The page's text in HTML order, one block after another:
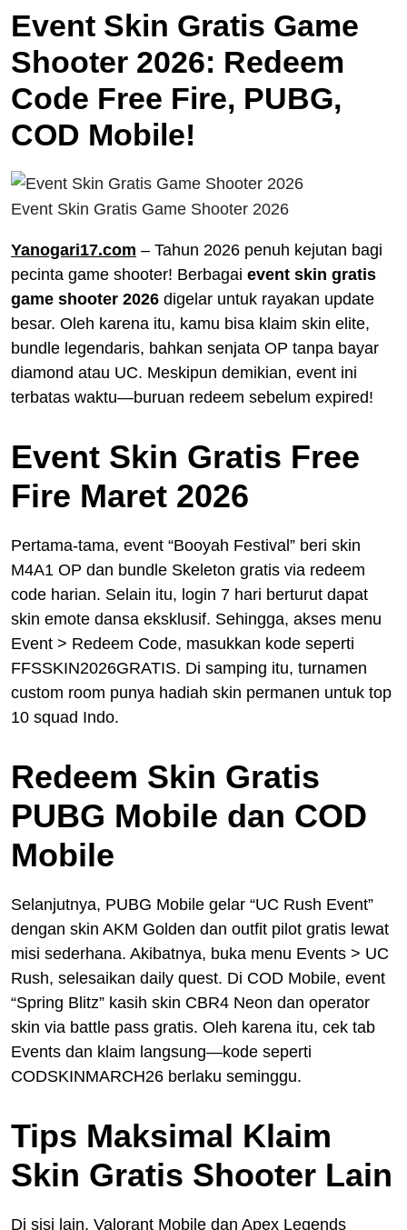
Event Skin Gratis Game
Shooter 2026: Redeem
Code Free Fire, PUBG,
COD Mobile!
Event Skin Gratis Game Shooter 2026
Yanogari17.com – Tahun 2026 penuh kejutan bagi
pecinta game shooter! Berbagai event skin gratis
game shooter 2026 digelar untuk rayakan update
besar. Oleh karena itu, kamu bisa klaim skin elite,
bundle legendaris, bahkan senjata OP tanpa bayar
diamond atau UC. Meskipun demikian, event ini
terbatas waktu—buruan redeem sebelum expired!
Event Skin Gratis Free
Fire Maret 2026
Pertama-tama, event “Booyah Festival” beri skin
M4A1 OP dan bundle Skeleton gratis via redeem
code harian. Selain itu, login 7 hari berturut dapat
skin emote dansa eksklusif. Sehingga, akses menu
Event > Redeem Code, masukkan kode seperti
FFSSKIN2026GRATIS. Di samping itu, turnamen
custom room punya hadiah skin permanen untuk top
10 squad Indo.
Redeem Skin Gratis
PUBG Mobile dan COD
Mobile
Selanjutnya, PUBG Mobile gelar “UC Rush Event”
dengan skin AKM Golden dan outfit pilot gratis lewat
misi sederhana. Akibatnya, buka menu Events > UC
Rush, selesaikan daily quest. Di COD Mobile, event
“Spring Blitz” kasih skin CBR4 Neon dan operator
skin via battle pass gratis. Oleh karena itu, cek tab
Events dan klaim langsung—kode seperti
CODSKINMARCH26 berlaku seminggu.
Tips Maksimal Klaim
Skin Gratis Shooter Lain
Di sisi lain, Valorant Mobile dan Apex Legends